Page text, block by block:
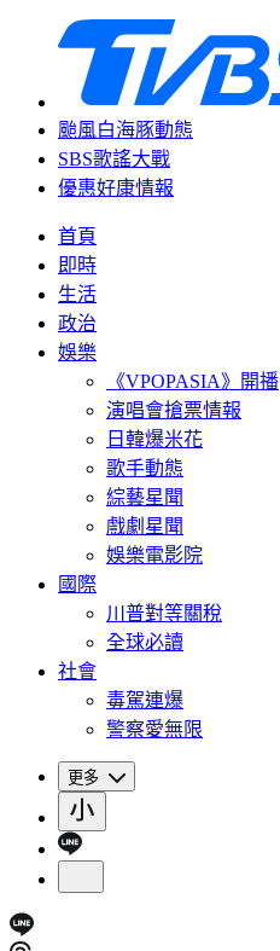
颱風白海豚動態
SBS歌謠大戰
優惠好康情報
首頁
即時
生活
政治
娛樂
《VPOPASIA》開播
演唱會搶票情報
日韓爆米花
歌手動態
綜藝星聞
戲劇星聞
娛樂電影院
國際
川普對等關稅
全球必讀
社會
毒駕連爆
警察愛無限
更多